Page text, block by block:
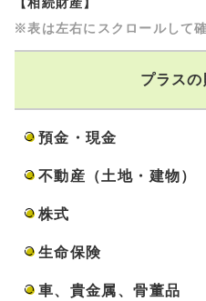
【相続財産】
※表は左右にスクロールして
プラスの
預金・現金
不動産（土地・建物）
株式
生命保険
車、貴金属、骨董品